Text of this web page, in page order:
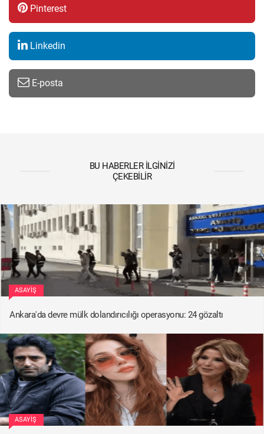
Pinterest
Linkedin
E-posta
BU HABERLER İLGINIZI
ÇEKEBILIR
ASAYIŞ
Ankara'da devre mülk dolandırıcılığı operasyonu: 24 gözaltı
ASAYIŞ